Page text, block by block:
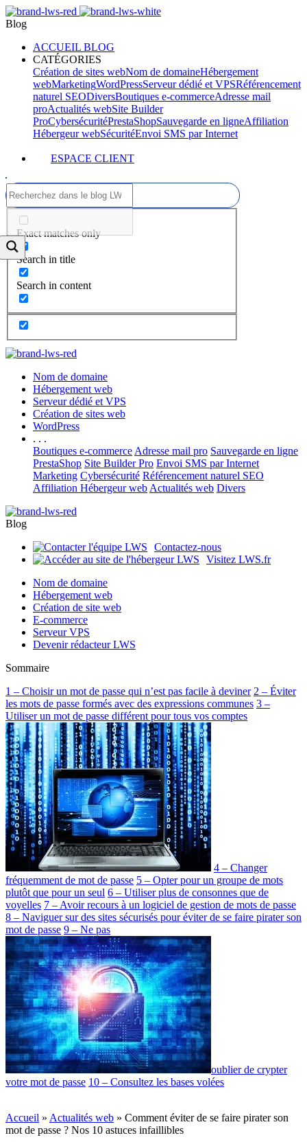
Blog
ACCUEIL BLOG
CATÉGORIES
Création de sites webNom de domaineHébergement
webMarketingWordPressServeur dédié et VPSRéférencement
naturel SEODiversBoutiques e-commerceAdresse mail
proActualités webSite Builder
ProCybersécuritéPrestaShopSauvegarde en ligneAffiliation
Hébergeur webSécuritéEnvoi SMS par Internet
ESPACE CLIENT
Exact matches only
Search in title
Search in content
Nom de domaine
Hébergement web
Serveur dédié et VPS
Création de sites web
WordPress
. . .
Boutiques e-commerce Adresse mail pro Sauvegarde en ligne
PrestaShop Site Builder Pro Envoi SMS par Internet
Marketing Cybersécurité Référencement naturel SEO
Affiliation Hébergeur web Actualités web Divers
Blog
Contactez-nous
Visitez LWS.fr
Nom de domaine
Hébergement web
Création de site web
E-commerce
Serveur VPS
Devenir rédacteur LWS
Sommaire
1 – Choisir un mot de passe qui n’est pas facile à deviner 2 – Éviter
les mots de passe formés avec des expressions communes 3 –
Utiliser un mot de passe différent pour tous vos comptes
4 – Changer
fréquemment de mot de passe 5 – Opter pour un groupe de mots
plutôt que pour un seul 6 – Utiliser plus de consonnes que de
voyelles 7 – Avoir recours à un logiciel de gestion de mots de passe
8 – Naviguer sur des sites sécurisés pour éviter de se faire pirater son
mot de passe 9 – Ne pas
oublier de crypter
votre mot de passe 10 – Consultez les bases volées
Accueil » Actualités web » Comment éviter de se faire pirater son
mot de passe ? Nos 10 astuces infaillibles